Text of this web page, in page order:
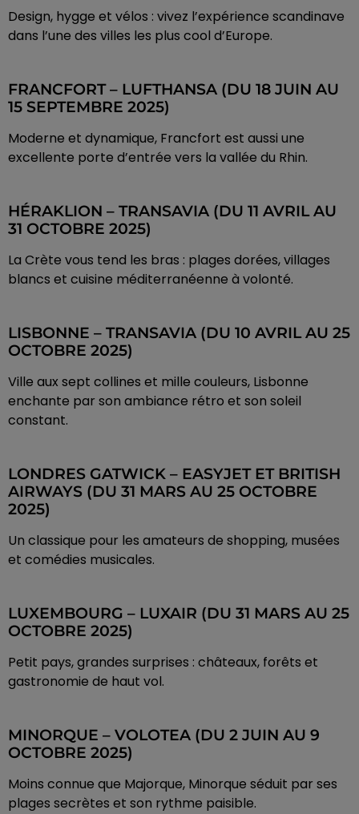
Design, hygge et vélos : vivez l’expérience scandinave
dans l’une des villes les plus cool d’Europe.
FRANCFORT – LUFTHANSA (DU 18 JUIN AU
15 SEPTEMBRE 2025)
Moderne et dynamique, Francfort est aussi une
excellente porte d’entrée vers la vallée du Rhin.
HÉRAKLION – TRANSAVIA (DU 11 AVRIL AU
31 OCTOBRE 2025)
La Crète vous tend les bras : plages dorées, villages
blancs et cuisine méditerranéenne à volonté.
LISBONNE – TRANSAVIA (DU 10 AVRIL AU 25
OCTOBRE 2025)
Ville aux sept collines et mille couleurs, Lisbonne
enchante par son ambiance rétro et son soleil
constant.
LONDRES GATWICK – EASYJET ET BRITISH
AIRWAYS (DU 31 MARS AU 25 OCTOBRE
2025)
Un classique pour les amateurs de shopping, musées
et comédies musicales.
LUXEMBOURG – LUXAIR (DU 31 MARS AU 25
OCTOBRE 2025)
Petit pays, grandes surprises : châteaux, forêts et
gastronomie de haut vol.
MINORQUE – VOLOTEA (DU 2 JUIN AU 9
OCTOBRE 2025)
Moins connue que Majorque, Minorque séduit par ses
plages secrètes et son rythme paisible.